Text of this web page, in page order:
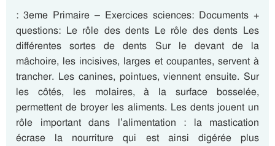
: 3eme Primaire – Exercices sciences: Documents +
questions: Le rôle des dents Le rôle des dents Les
différentes sortes de dents Sur le devant de la
mâchoire, les incisives, larges et coupantes, servent à
trancher. Les canines, pointues, viennent ensuite. Sur
les côtés, les molaires, à la surface bosselée,
permettent de broyer les aliments. Les dents jouent un
rôle important dans l’alimentation : la mastication
écrase la nourriture qui est ainsi digérée plus